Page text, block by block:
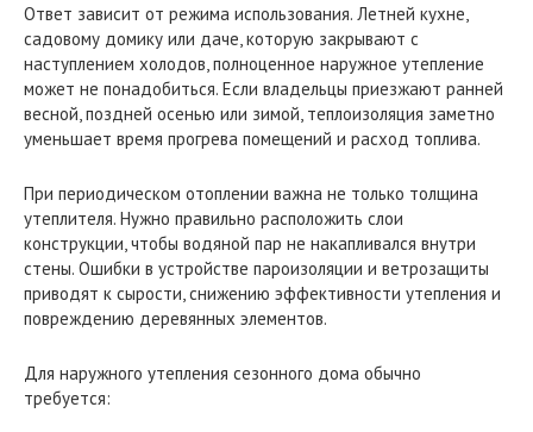
Ответ зависит от режима использования. Летней кухне,
садовому домику или даче, которую закрывают с
наступлением холодов, полноценное наружное утепление
может не понадобиться. Если владельцы приезжают ранней
весной, поздней осенью или зимой, теплоизоляция заметно
уменьшает время прогрева помещений и расход топлива.
При периодическом отоплении важна не только толщина
утеплителя. Нужно правильно расположить слои
конструкции, чтобы водяной пар не накапливался внутри
стены. Ошибки в устройстве пароизоляции и ветрозащиты
приводят к сырости, снижению эффективности утепления и
повреждению деревянных элементов.
Для наружного утепления сезонного дома обычно
требуется: